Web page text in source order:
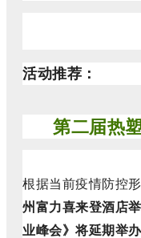
活动推荐：
第二届热
根据当前疫情防控形
州富力喜来登酒店
业峰会》将延期举办